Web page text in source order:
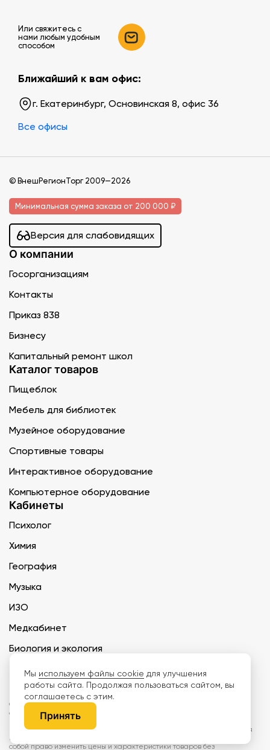
Или свяжитесь c
нами любым удобным
способом
Ближайший к вам офис:
г. Екатеринбург, Основинская 8, офис 36
Все офисы
© ВнешРегионТорг 2009—2026
Минимальная сумма заказа от 200 000 ₽
Версия для слабовидящих
О компании
Госорганизациям
Контакты
Приказ 838
Бизнесу
Капитальный ремонт школ
Каталог товаров
Пищеблок
Мебель для библиотек
Музейное оборудование
Спортивные товары
Интерактивное оборудование
Компьютерное оборудование
Кабинеты
Психолог
Химия
География
Музыка
ИЗО
Медкабинет
Биология и экология
Технология
ООО «Дети наше будущее» ИНН 6671165273 ОГРН 1216600030250 КПП
667101001 БИК 046577674
Информация на сайте не является публичной офертой. Изображения
могут отличаться от поставляемых товаров. Поставщик оставляет за
собой право изменить цены и характеристики товаров без
Мы используем файлы cookie для улучшения
работы сайта. Продолжая пользоваться сайтом, вы
соглашаетесь с этим.
Принять